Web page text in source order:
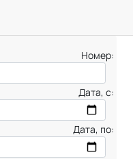
Номер:
Дата, с:
Дата, по: